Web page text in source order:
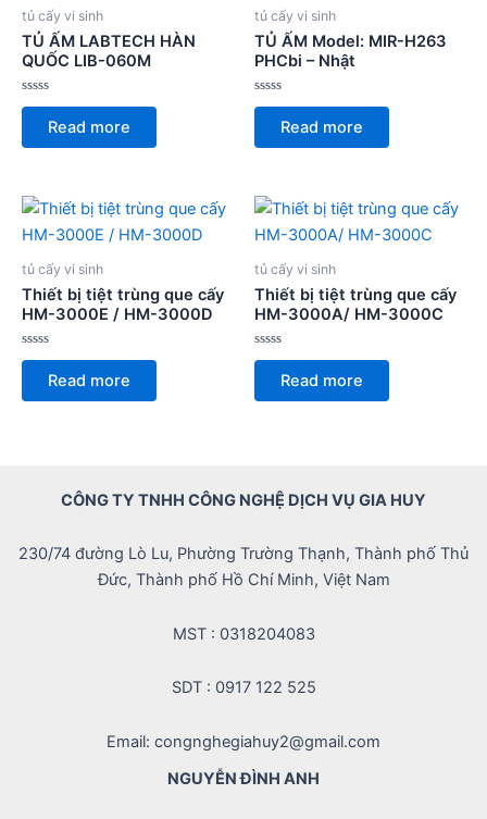
tủ cấy vi sinh
TỦ ẤM LABTECH HÀN
QUỐC LIB-060M
Rated
of
Read more
tủ cấy vi sinh
TỦ ẤM Model: MIR-H263
PHCbi – Nhật
Rated
of
Read more
tủ cấy vi sinh
Thiết bị tiệt trùng que cấy
HM-3000E / HM-3000D
Rated
of
Read more
tủ cấy vi sinh
Thiết bị tiệt trùng que cấy
HM-3000A/ HM-3000C
Rated
of
Read more
CÔNG TY TNHH CÔNG NGHỆ DỊCH VỤ GIA HUY
230/74 đường Lò Lu, Phường Trường Thạnh, Thành phố Thủ
Đức, Thành phố Hồ Chí Minh, Việt Nam
MST : 0318204083
SDT : 0917 122 525
Email: congnghegiahuy2@gmail.com
NGUYỄN ĐÌNH ANH